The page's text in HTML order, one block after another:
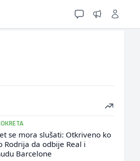
se mora slušati: Otkriveno ko
Rodrija da odbije Real i
Barcelone